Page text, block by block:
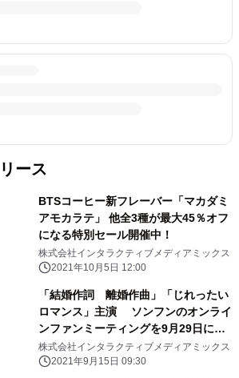
ース
BTSコーヒー新フレーバー「マカダミ
アモカラテ」 他全3種が最大45％オフ
になる特別セール開催中！
株式会社インタラクティブメディアミックス
2021年10月5日 12:00
「結婚作詞 離婚作曲」「じれったい
ロマンス」主演 ソンフンのオンライ
ンファンミーティングを9月29日に開
催！
株式会社インタラクティブメディアミックス
2021年9月15日 09:30